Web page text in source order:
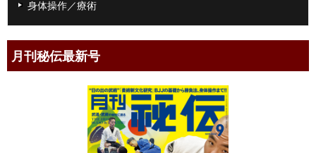
身体操作／療術
月刊秘伝最新号